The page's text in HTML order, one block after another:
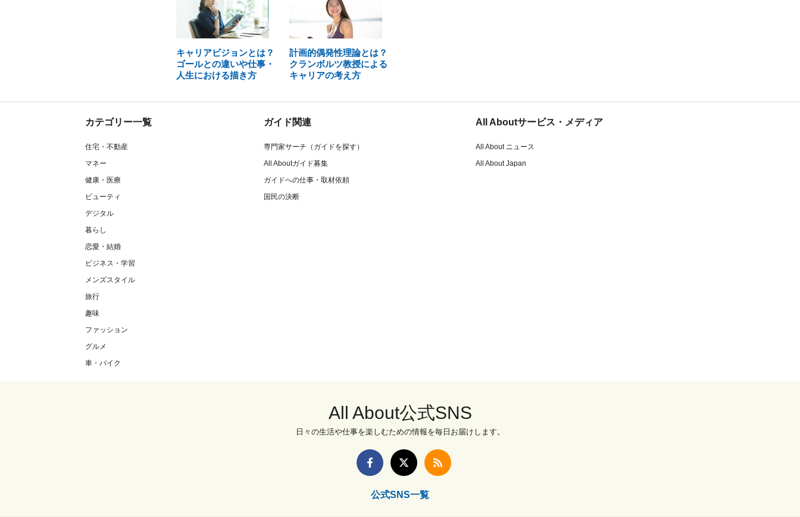
キャリアビジョンとは？
ゴールとの違いや仕事・
人生における描き方
計画的偶発性理論とは？
クランボルツ教授による
キャリアの考え方
カテゴリー一覧
住宅・不動産
マネー
健康・医療
ビューティ
デジタル
暮らし
恋愛・結婚
ビジネス・学習
メンズスタイル
旅行
趣味
ファッション
グルメ
車・バイク
ガイド関連
専門家サーチ（ガイドを探す）
All Aboutガイド募集
ガイドへの仕事・取材依頼
国民の決断
All Aboutサービス・メディア
All About ニュース
All About Japan
All About公式SNS
日々の生活や仕事を楽しむための情報を毎日お届けします。
公式SNS一覧